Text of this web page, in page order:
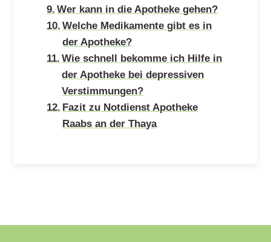
Wer kann in die Apotheke gehen?
Welche Medikamente gibt es in
der Apotheke?
Wie schnell bekomme ich Hilfe in
der Apotheke bei depressiven
Verstimmungen?
Fazit zu Notdienst Apotheke
Raabs an der Thaya